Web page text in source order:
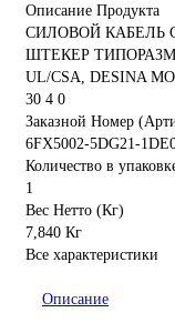
Описание Продукта
СИЛОВОЙ КАБЕЛЬ С
ШТЕКЕР
UL/CSA, DESINA
30 4 0
Заказной Номер
6FX5002-5DG21-
Количество в
1
Вес Нетто (Кг)
7,840 Кг
Все характеристики
Описание